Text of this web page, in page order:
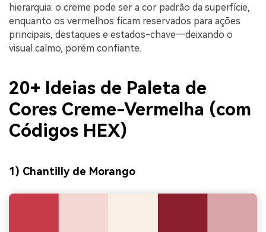
hierarquia: o creme pode ser a cor padrão da superfície,
enquanto os vermelhos ficam reservados para ações
principais, destaques e estados-chave—deixando o
visual calmo, porém confiante.
20+ Ideias de Paleta de
Cores Creme-Vermelha (com
Códigos HEX)
1) Chantilly de Morango